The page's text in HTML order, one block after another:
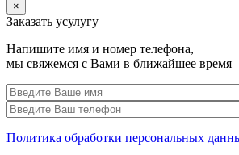
×
Заказать усулугу
Напишите имя и номер телефона,
мы свяжемся с Вами в ближайшее время
Политика обработки персональных